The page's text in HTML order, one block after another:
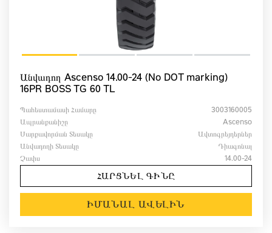
Անվադող Ascenso 14.00-24 (No DOT marking)
16PR BOSS TG 60 TL
Պահեստամասի Համարը
3003160005
Ապրանքանիշը
Ascenso
Սարքավորման Տեսակը
Ավտոգրեյդերներ
Անվադողի Տեսակը
Դիագոնալ
Չափս
14.00-24
ՀԱՐՑՆԵԼ ԳԻՆԸ
ԻՄԱՆԱԼ ԱՎԵԼԻՆ